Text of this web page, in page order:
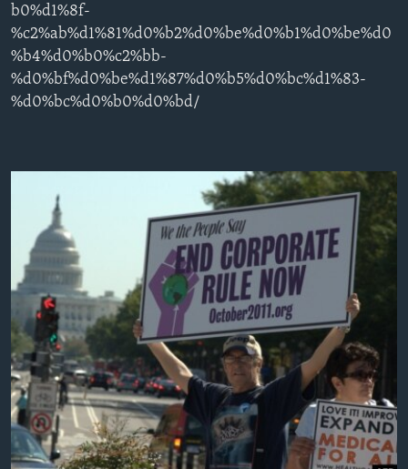
СОЦИАЛЬНЫЕ СЕТИ
b0%d1%8f-
%c2%ab%d1%81%d0%b2%d0%be%d0%b1%d0%be%d0
%b4%d0%b0%c2%bb-
%d0%bf%d0%be%d1%87%d0%b5%d0%bc%d1%83-
%d0%bc%d0%b0%d0%bd/